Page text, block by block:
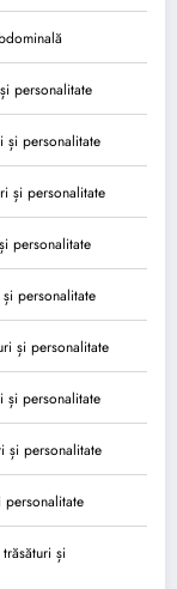
personalitate
și personalitate
și personalitate
personalitate
personalitate
și personalitate
și personalitate
și personalitate
personalitate
și